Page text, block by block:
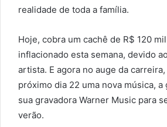
realidade de toda a família.
Hoje, cobra um cachê de R$ 120
inflacionado esta semana, devido
artista. E agora no auge da
próximo dia 22 uma nova música, a
sua gravadora Warner Music para
verão.